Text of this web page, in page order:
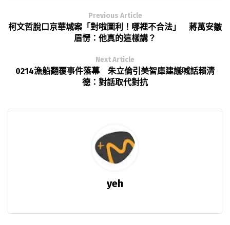
Previous Article
柯文哲脫口京華城案「對啦圖利！哪裡不合法」 蔣萬安皺
眉愣：他真的這樣講？
Next Article
0214漁船翻覆事件落幕 朱立倫引美智庫建議喊話賴清
德：對話取代對抗
yeh